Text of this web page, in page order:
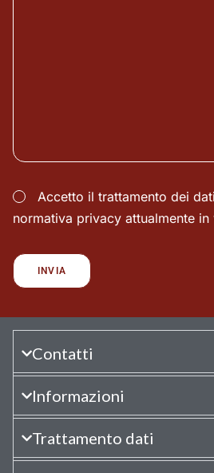
Accetto il trattamento dei
normativa privacy attualmente in
Contatti
Informazioni
Trattamento dati